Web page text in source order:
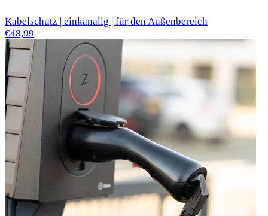
Kabelschutz | einkanalig | für den Außenbereich
€48,99